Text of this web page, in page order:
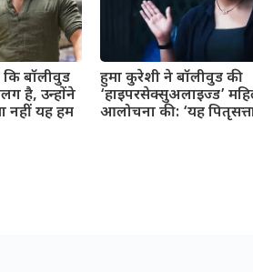
बॉलीवुड
है, उन्होंने
नहीं यह हम
हुमा कुरेशी ने बॉलीवुड की
‘हाइपरसेक्सुअलाइज्ड’
आलोचना की: ‘यह